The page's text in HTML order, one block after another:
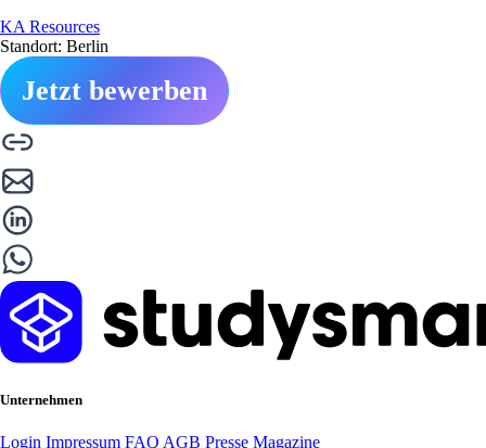
KA Resources
Standort: Berlin
Jetzt bewerben
Unternehmen
Login Impressum FAQ AGB Presse Magazine